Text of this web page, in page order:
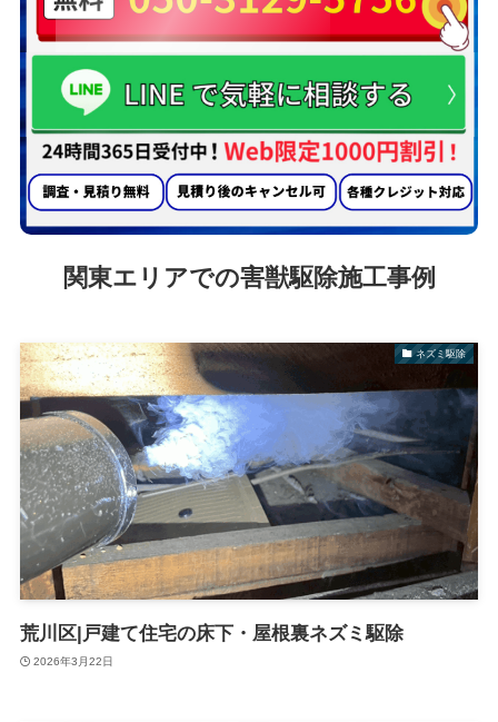
関東エリアでの害獣駆除施工事例
ネズミ駆除
荒川区|戸建て住宅の床下・屋根裏ネズミ駆除
2026年3月22日